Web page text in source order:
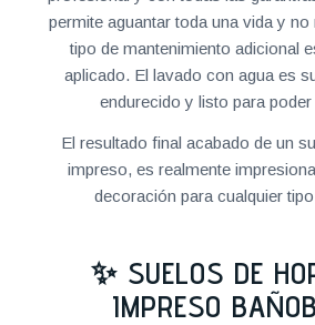
permite aguantar toda una vida y no
tipo de mantenimiento adicional
aplicado. El lavado con agua es
endurecido y listo para
El resultado final acabado de un
impreso, es realmente
decoración para cualquier
✨ SUELOS DE
IMPRESO